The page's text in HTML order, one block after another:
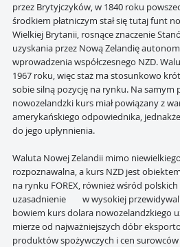
przez Brytyjczyków, w 1840 roku
środkiem płatniczym stał się tutaj funt
Wielkiej Brytanii, rosnące znaczenie
uzyskania przez Nową Zelandię
wprowadzenia współczesnego NZD.
1967 roku, więc staż ma stosunkowo
sobie silną pozycję na rynku. Na samym
nowozelandzki kurs miał powiązany z
amerykańskiego odpowiednika,
do jego upłynnienia.
Waluta Nowej Zelandii mimo
rozpoznawalna, a kurs NZD jest
na rynku FOREX, również wśród
uzasadnienie w wysokiej
bowiem kurs dolara nowozelandzkiego
mierze od najważniejszych dóbr
produktów spożywczych i cen